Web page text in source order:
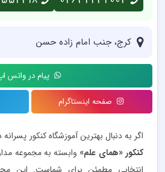
کرج، جنب امام زاده حسن
پیام در واتس
صفحه اینستاگرام
اگر به دنبال بهترین آموزشگاه کنکور
کنکور «همای علم» وابسته به مجموعه